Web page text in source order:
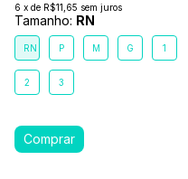
6 x de R$11,65 sem juros
Tamanho: RN
RN P M G 1
2 3